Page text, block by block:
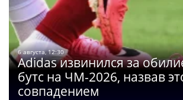
6 августа, 12:30
Adidas извинился за
бутс на ЧМ-2026, назвав
совпадением